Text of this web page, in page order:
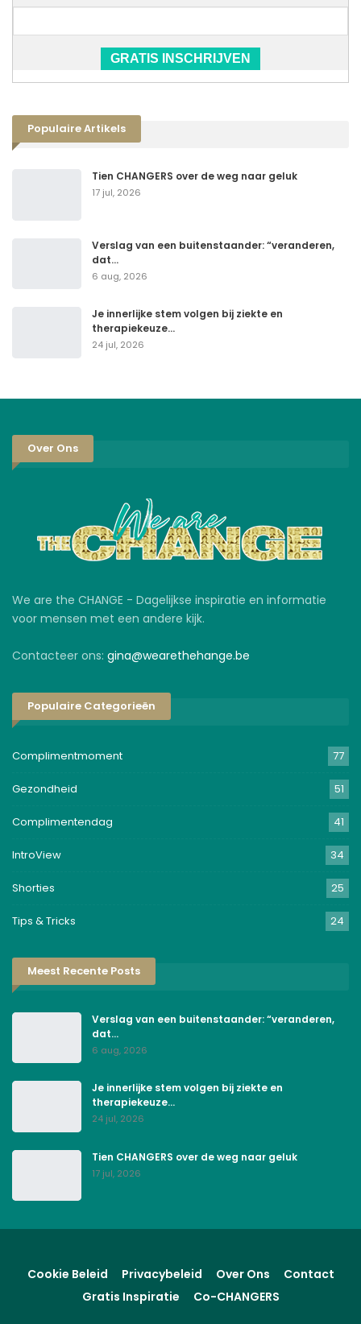
GRATIS INSCHRIJVEN
Populaire Artikels
Tien CHANGERS over de weg naar geluk
17 jul, 2026
Verslag van een buitenstaander: “veranderen,
dat…
6 aug, 2026
Je innerlijke stem volgen bij ziekte en
therapiekeuze…
24 jul, 2026
Over Ons
We are the CHANGE - Dagelijkse inspiratie en informatie
voor mensen met een andere kijk.
Contacteer ons: gina@wearethehange.be
Populaire Categorieën
Complimentmoment 77
Gezondheid 51
Complimentendag 41
IntroView 34
Shorties 25
Tips & Tricks 24
Meest Recente Posts
Verslag van een buitenstaander: “veranderen,
dat…
6 aug, 2026
Je innerlijke stem volgen bij ziekte en
therapiekeuze…
24 jul, 2026
Tien CHANGERS over de weg naar geluk
17 jul, 2026
Cookie Beleid Privacybeleid Over Ons
Contact
Gratis Inspiratie
Co-CHANGERS